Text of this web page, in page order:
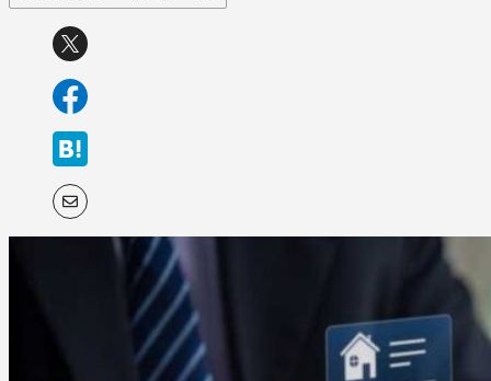
す
SaaS情報メディア byBOXIL